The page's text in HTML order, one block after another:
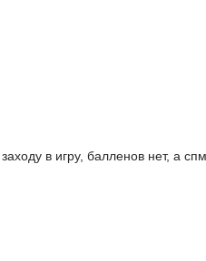
в игру, балленов нет, а